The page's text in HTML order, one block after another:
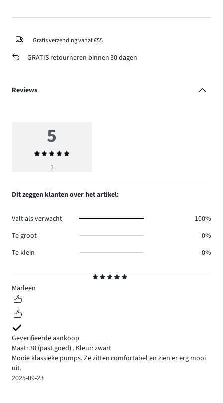
Gratis verzending vanaf €55
GRATIS retourneren binnen 30 dagen
Reviews
5
Marleen
Geverifieerde aankoop
Maat: 38 (past goed) , Kleur: zwart
Mooie klassieke pumps. Ze zitten comfortabel en zien er erg mooi
uit.
2025-09-23
5
Gemiddelde
beoordeling
1
Dit zeggen klanten over het artikel:
Valt als verwacht
100%
Te groot
0%
Te klein
0%